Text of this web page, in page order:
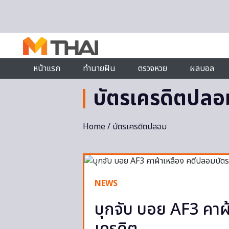
หน้าแรก
ทำนายฝัน ตรวจหวย ผลบอล
บัตรเครดิตปล
Home/ บัตรเครดิตปลอม
NEWS
บุกจับ บอย AF3 คา